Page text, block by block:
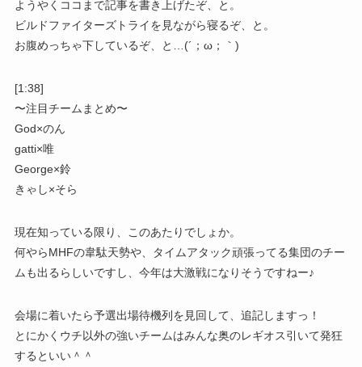
ようやくココまで記事を書き上げたぞ、と。
ビルドファイターズトライを見ながら寝るぞ、と。
お腹めっちゃ下しているぞ、と…(´；ω；｀)
[1:38]
〜注目チームまとめ〜
God×のん
gatti×唯
George×鈴
きゃし×そら
現在知っている限り、このあたりでしょか。
何やらMHFの韋駄天勢や、タイムアタック頑張ってる集団のチー
ムも出るらしいですし、今年は大激戦になりそうですねー♪
会場に着いたら予選出場待機列を見回して、追記しますっ！
とにかくウチ以外の強いチームはみんな奥のレギオス引いて発狂
するといい＾＾